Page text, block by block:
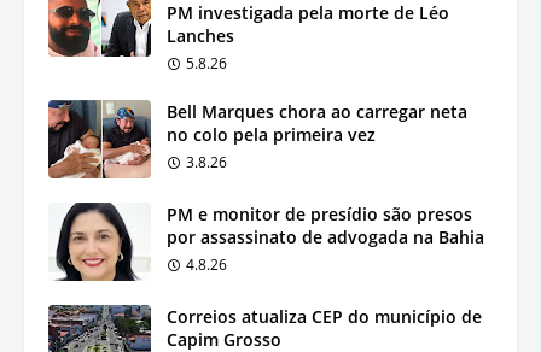
PM investigada pela morte de Léo
Lanches
5.8.26
Bell Marques chora ao carregar neta
no colo pela primeira vez
3.8.26
PM e monitor de presídio são presos
por assassinato de advogada na Bahia
4.8.26
Correios atualiza CEP do município de
Capim Grosso